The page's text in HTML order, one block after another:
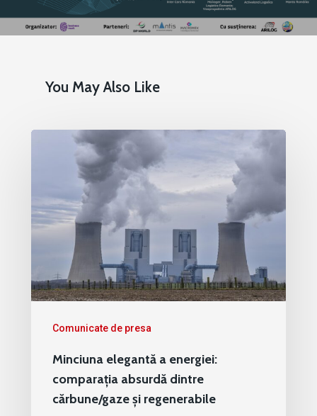
You May Also Like
Comunicate de presa
Minciuna elegantă a energiei:
comparația absurdă dintre
cărbune/gaze și regenerabile